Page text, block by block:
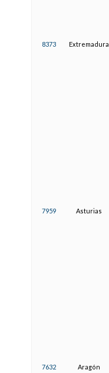
8373 Extremadura
7959 Asturias
7632 Aragón